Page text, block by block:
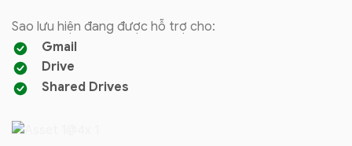
Sao lưu hiện đang được hỗ trợ cho:
Gmail
Drive
Shared Drives